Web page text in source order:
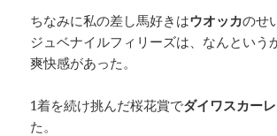
ちなみに私の差し馬好きはウオッカのせ
ジュベナイルフィリーズは、なんという
爽快感があった。
1着を続け挑んだ桜花賞でダイワスカー
た。